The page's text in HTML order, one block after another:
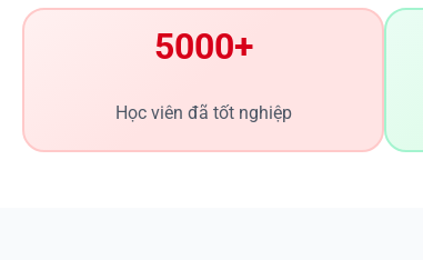
5000+
Học viên đã tốt nghiệp